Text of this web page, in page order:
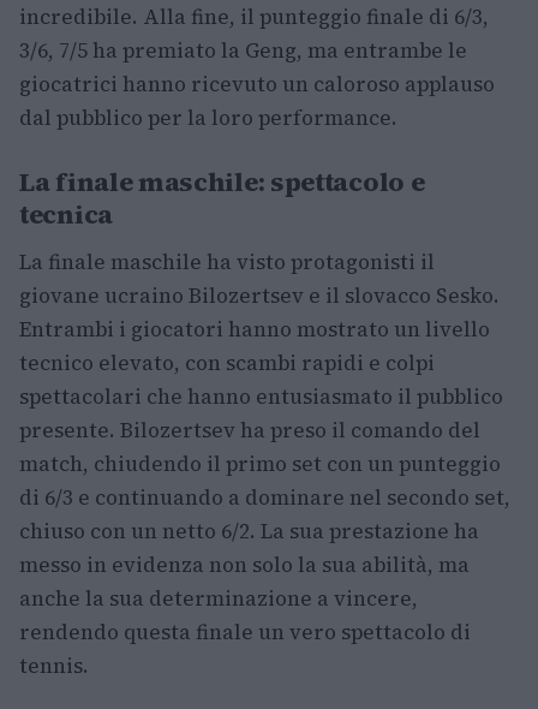
incredibile. Alla fine, il punteggio finale di 6/3,
3/6, 7/5 ha premiato la Geng, ma entrambe le
giocatrici hanno ricevuto un caloroso applauso
dal pubblico per la loro performance.
La finale maschile: spettacolo e
tecnica
La finale maschile ha visto protagonisti il
giovane ucraino Bilozertsev e il slovacco Sesko.
Entrambi i giocatori hanno mostrato un livello
tecnico elevato, con scambi rapidi e colpi
spettacolari che hanno entusiasmato il pubblico
presente. Bilozertsev ha preso il comando del
match, chiudendo il primo set con un punteggio
di 6/3 e continuando a dominare nel secondo set,
chiuso con un netto 6/2. La sua prestazione ha
messo in evidenza non solo la sua abilità, ma
anche la sua determinazione a vincere,
rendendo questa finale un vero spettacolo di
tennis.